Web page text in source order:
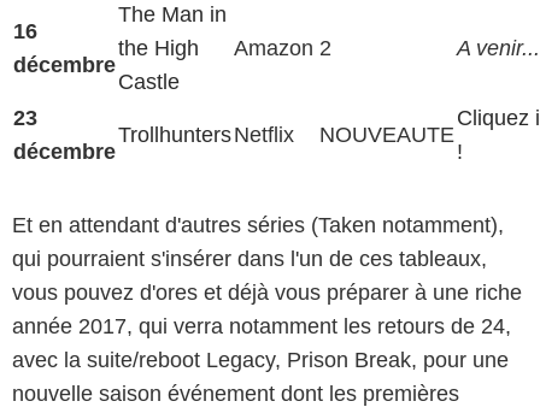
16
décembre
The Man in
the High
Castle
Amazon 2 A venir...
23
décembre
TrollhuntersNetflix NOUVEAUTE
Cliquez
!
Et en attendant d'autres séries (Taken notamment),
qui pourraient s'insérer dans l'un de ces tableaux,
vous pouvez d'ores et déjà vous préparer à une riche
année 2017, qui verra notamment les retours de 24,
avec la suite/reboot Legacy, Prison Break, pour une
nouvelle saison événement dont les premières